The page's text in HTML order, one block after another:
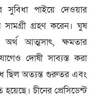
সুবিধা পাইয়ে দেওয়ার
গ্রহণ করেন। ঘুষ
অর্থ আত্মসাৎ, ক্ষমতার
দোষী সাব্যস্ত করা
ছিল অত্যন্ত গুরুতর এবং
চীনের প্রেসিডেন্ট